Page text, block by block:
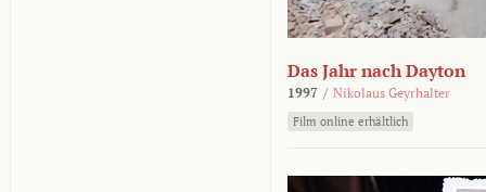
Das Jahr nach Dayton
1997 / Nikolaus Geyrhalter
Film online erhältlich